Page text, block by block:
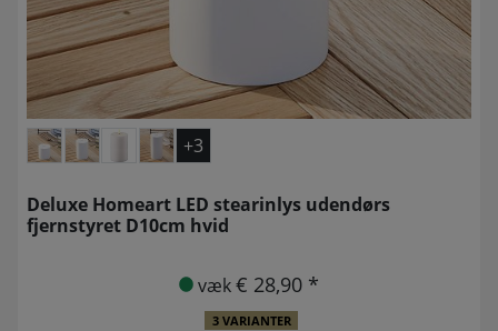
+3
Deluxe Homeart LED stearinlys udendørs
fjernstyret D10cm hvid
væk€ 28,90 *
3 VARIANTER